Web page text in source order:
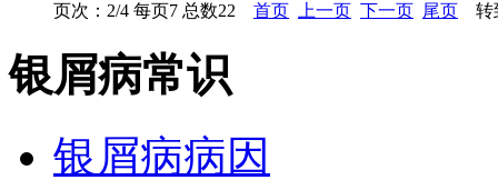
页次：2/4 每页7 总数22 首页 上一页 下一页 尾页 转
银屑病常识
银屑病病因